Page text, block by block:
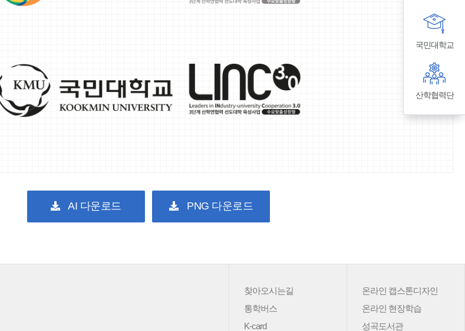
국민대학교
산학협력단
AI 다운로드 PNG 다운로드
찾아오시는길
통학버스
K-card
온라인 캡스톤디자인
온라인 현장학습
성곡도서관